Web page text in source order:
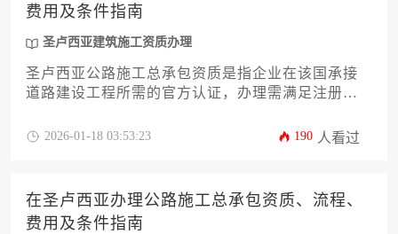
费用及条件指南
圣卢西亚建筑施工资质办理
圣卢西亚公路施工总承包资质是指企业在该国承接
道路建设工程所需的官方认证，办理需满足注册资
司、提交申请、现场审核等流程，涉及政府规费、
2026-01-18 03:53:23 190 人看过
在圣卢西亚办理公路施工总承包资质、流程、
费用及条件指南